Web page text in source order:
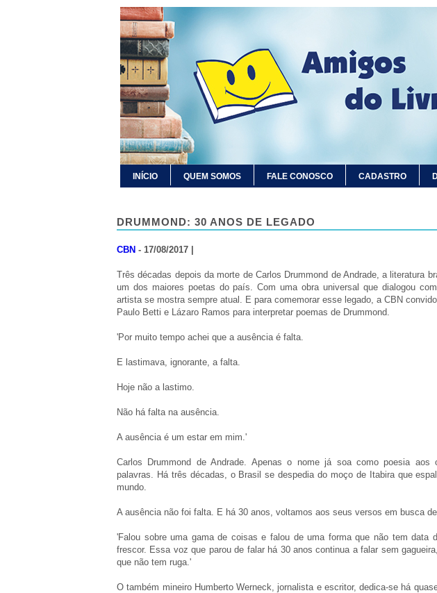
INÍCIO QUEM SOMOS FALE CONOSCO CADASTRO
DRUMMOND: 30 ANOS DE LEGADO
CBN - 17/08/2017 |
Três décadas depois da morte de Carlos Drummond de Andrade, a literatura
um dos maiores poetas do país. Com uma obra universal que dialogou
artista se mostra sempre atual. E para comemorar esse legado, a CBN
Paulo Betti e Lázaro Ramos para interpretar poemas de Drummond.
'Por muito tempo achei que a ausência é falta.
E lastimava, ignorante, a falta.
Hoje não a lastimo.
Não há falta na ausência.
A ausência é um estar em mim.'
Carlos Drummond de Andrade. Apenas o nome já soa como poesia aos
palavras. Há três décadas, o Brasil se despedia do moço de Itabira que
mundo.
A ausência não foi falta. E há 30 anos, voltamos aos seus versos em busca
'Falou sobre uma gama de coisas e falou de uma forma que não tem data
frescor. Essa voz que parou de falar há 30 anos continua a falar sem
que não tem ruga.'
O também mineiro Humberto Werneck, jornalista e escritor, dedica-se há